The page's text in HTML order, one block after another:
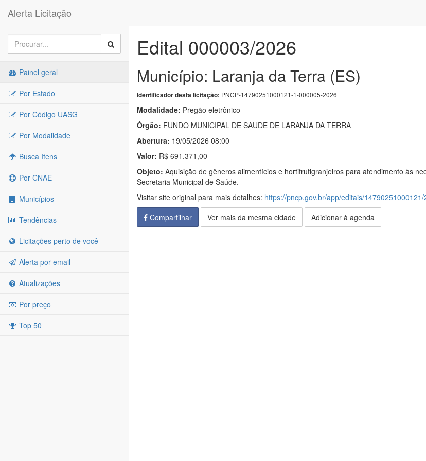
Alerta Licitação
Painel geral
Por Estado
Por Código UASG
Por Modalidade
Busca Itens
Por CNAE
Municípios
Tendências
Licitações perto de você
Alerta por email
Atualizações
Por preço
Top 50
Edital 000003/2026
Município: Laranja da Terra (ES)
Identificador desta licitação: PNCP-14790251000121-1-000005-2026
Modalidade: Pregão eletrônico
Órgão: FUNDO MUNICIPAL DE SAUDE DE LARANJA DA TERRA
Abertura: 19/05/2026 08:00
Valor: R$ 691.371,00
Objeto: Aquisição de gêneros alimentícios e hortifrutigranjeiros para atendimento às
Secretaria Municipal de Saúde.
Visitar site original para mais detalhes: https://pncp.gov.br/app/editais/
Compartilhar
Ver mais da mesma cidade Adicionar à agenda